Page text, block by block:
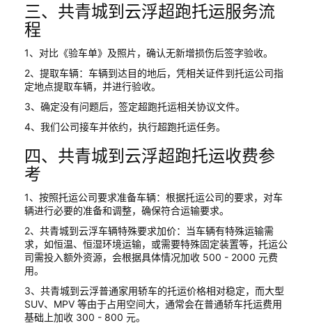
三、共青城到云浮超跑托运服务流
程
1、对比《验车单》及照片，确认无新增损伤后签字验收。
2、提取车辆：车辆到达目的地后，凭相关证件到托运公司指
定地点提取车辆，并进行验收。
3、确定没有问题后，签定超跑托运相关协议文件。
4、我们公司接车并依约，执行超跑托运任务。
四、共青城到云浮超跑托运收费参
考
1、按照托运公司要求准备车辆：根据托运公司的要求，对车
辆进行必要的准备和调整，确保符合运输要求。
2、共青城到云浮车辆特殊要求加价：当车辆有特殊运输需
求，如恒温、恒湿环境运输，或需要特殊固定装置等，托运公
司需投入额外资源，会根据具体情况加收 500 - 2000 元费
用。
3、共青城到云浮普通家用轿车的托运价格相对稳定，而大型
SUV、MPV 等由于占用空间大，通常会在普通轿车托运费用
基础上加收 300 - 800 元。